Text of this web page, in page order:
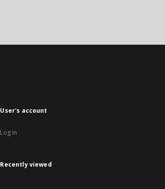
User's account
Log in
Recently viewed